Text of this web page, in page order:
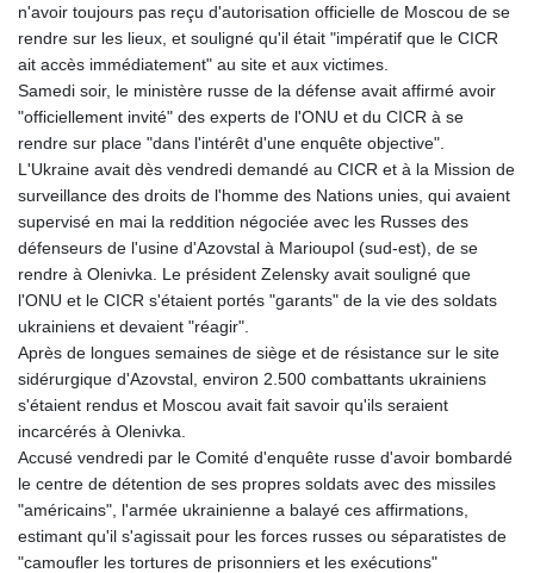
n'avoir toujours pas reçu d'autorisation officielle de Moscou de se
rendre sur les lieux, et souligné qu'il était "impératif que le CICR
ait accès immédiatement" au site et aux victimes.
Samedi soir, le ministère russe de la défense avait affirmé avoir
"officiellement invité" des experts de l'ONU et du CICR à se
rendre sur place "dans l'intérêt d'une enquête objective".
L'Ukraine avait dès vendredi demandé au CICR et à la Mission de
surveillance des droits de l'homme des Nations unies, qui avaient
supervisé en mai la reddition négociée avec les Russes des
défenseurs de l'usine d'Azovstal à Marioupol (sud-est), de se
rendre à Olenivka. Le président Zelensky avait souligné que
l'ONU et le CICR s'étaient portés "garants" de la vie des soldats
ukrainiens et devaient "réagir".
Après de longues semaines de siège et de résistance sur le site
sidérurgique d'Azovstal, environ 2.500 combattants ukrainiens
s'étaient rendus et Moscou avait fait savoir qu'ils seraient
incarcérés à Olenivka.
Accusé vendredi par le Comité d'enquête russe d'avoir bombardé
le centre de détention de ses propres soldats avec des missiles
"américains", l'armée ukrainienne a balayé ces affirmations,
estimant qu'il s'agissait pour les forces russes ou séparatistes de
"camoufler les tortures de prisonniers et les exécutions"